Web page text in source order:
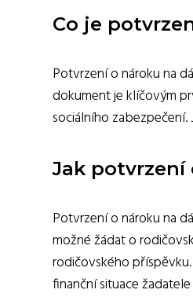
Co je
Potvrzení o nároku na
dokument je klíčovým
sociálního
Jak potvrzení
Potvrzení o nároku na
možné žádat o
rodičovského
finanční situace